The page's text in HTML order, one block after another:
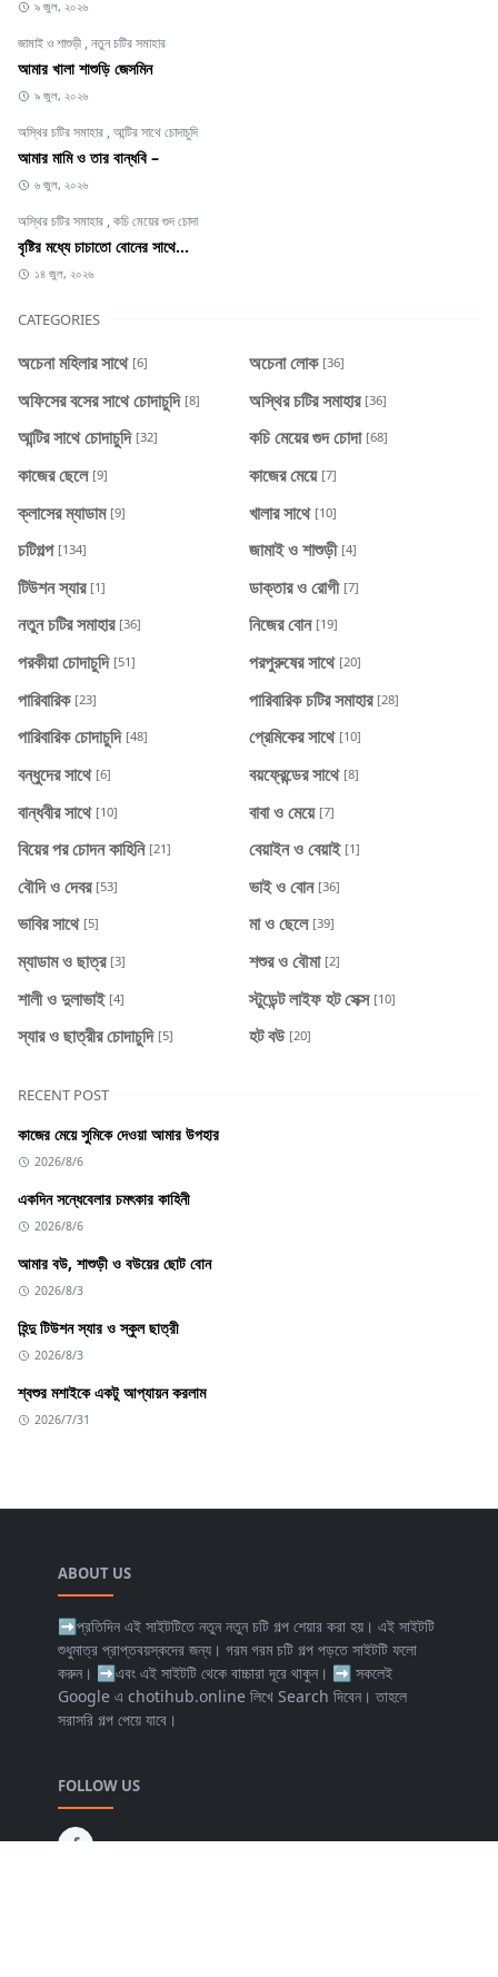
৯ জুল, ২০২৬
জামাই ও শাশুড়ী ,নতুন চটির সমাহার
আমার খালা শাশুড়ি জেসমিন
৯ জুল, ২০২৬
অস্থির চটির সমাহার ,আন্টির সাথে চোদাচুদি
আমার মামি ও তার বান্ধবি –
৬ জুল, ২০২৬
অস্থির চটির সমাহার ,কচি মেয়ের গুদ চোদা
বৃষ্টির মধ্যে চাচাতো বোনের সাথে...
১৪ জুল, ২০২৬
CATEGORIES
অচেনা মহিলার সাথে [6] অচেনা লোক [36]
অফিসের বসের সাথে চোদাচুদি [8] অস্থির চটির সমাহার [36]
আন্টির সাথে চোদাচুদি [32] কচি মেয়ের গুদ চোদা [68]
কাজের ছেলে [9] কাজের মেয়ে [7]
ক্লাসের ম্যাডাম [9] খালার সাথে [10]
চটিগল্প [134] জামাই ও শাশুড়ী [4]
টিউশন স্যার [1] ডাক্তার ও রোগী [7]
নতুন চটির সমাহার [36] নিজের বোন [19]
পরকীয়া চোদাচুদি [51] পরপুরুষের সাথে [20]
পারিবারিক [23] পারিবারিক চটির সমাহার [28]
পারিবারিক চোদাচুদি [48] প্রেমিকের সাথে [10]
বন্ধুদের সাথে [6] বয়ফ্রেন্ডের সাথে [8]
বান্ধবীর সাথে [10] বাবা ও মেয়ে [7]
বিয়ের পর চোদন কাহিনি [21] বেয়াইন ও বেয়াই [1]
বৌদি ও দেবর [53] ভাই ও বোন [36]
ভাবির সাথে [5] মা ও ছেলে [39]
ম্যাডাম ও ছাত্র [3] শশুর ও বৌমা [2]
শালী ও দুলাভাই [4] স্টুডেন্ট লাইফ হট সেক্স [10]
স্যার ও ছাত্রীর চোদাচুদি [5] হট বউ [20]
RECENT POST
কাজের মেয়ে সুমিকে দেওয়া আমার উপহার
2026/8/6
একদিন সন্ধেবেলার চমৎকার কাহিনী
2026/8/6
আমার বউ, শাশুড়ী ও বউয়ের ছোট বোন
2026/8/3
হিন্দু টিউশন স্যার ও স্কুল ছাত্রী
2026/8/3
শ্বশুর মশাইকে একটু আপ্যায়ন করলাম
2026/7/31
ABOUT US
➡প্রতিদিন এই সাইটটিতে নতুন নতুন চটি গল্প শেয়ার করা হয়। এই সাইটটি
শুধুমাত্র প্রাপ্তবয়স্কদের জন্য। গরম গরম চটি গল্প পড়তে সাইটটি ফলো
করুন। ➡এবং এই সাইটটি থেকে বাচ্চারা দূরে থাকুন। ➡️ সকলেই
Google এ chotihub.online লিখে Search দিবেন। তাহলে
সরাসরি গল্প পেয়ে যাবে।
FOLLOW US